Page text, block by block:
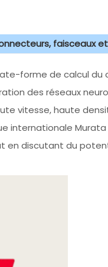
faisceaux
forme de calcul du
des réseaux
vitesse, haute
internationale
en discutant du